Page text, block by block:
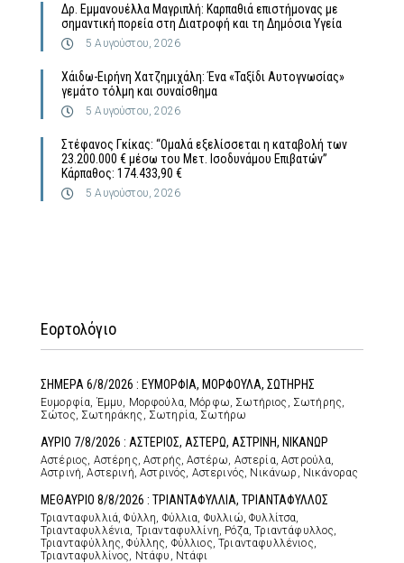
Δρ. Εμμανουέλλα Μαγριπλή: Καρπαθιά επιστήμονας με
σημαντική πορεία στη Διατροφή και τη Δημόσια Υγεία
5 Αυγούστου, 2026
Χάιδω-Ειρήνη Χατζημιχάλη: Ένα «Ταξίδι Αυτογνωσίας»
γεμάτο τόλμη και συναίσθημα
5 Αυγούστου, 2026
Στέφανος Γκίκας: “Ομαλά εξελίσσεται η καταβολή των
23.200.000 € μέσω του Μετ. Ισοδυνάμου Επιβατών”
Κάρπαθος: 174.433,90 €
5 Αυγούστου, 2026
Εορτολόγιο
ΣΗΜΕΡΑ 6/8/2026 : ΕΥΜΟΡΦΙΑ, ΜΟΡΦΟΥΛΑ, ΣΩΤΗΡΗΣ
Ευμορφία, Έμμυ, Μορφούλα, Μόρφω, Σωτήριος, Σωτήρης,
Σώτος, Σωτηράκης, Σωτηρία, Σωτήρω
ΑΥΡΙΟ 7/8/2026 : ΑΣΤΕΡΙΟΣ, ΑΣΤΕΡΩ, ΑΣΤΡΙΝΗ, ΝΙΚΑΝΩΡ
Αστέριος, Αστέρης, Αστρής, Αστέρω, Αστερία, Αστρούλα,
Αστρινή, Αστερινή, Αστρινός, Αστερινός, Νικάνωρ, Νικάνορας
ΜΕΘΑΥΡΙΟ 8/8/2026 : ΤΡΙΑΝΤΑΦΥΛΛΙΑ, ΤΡΙΑΝΤΑΦΥΛΛΟΣ
Τριανταφυλλιά, Φύλλη, Φύλλια, Φυλλιώ, Φυλλίτσα,
Τριανταφυλλένια, Τριανταφυλλίνη, Ρόζα, Τριαντάφυλλος,
Τριανταφύλλης, Φύλλης, Φύλλιος, Τριανταφυλλένιος,
Τριανταφυλλίνος, Ντάφυ, Ντάφι